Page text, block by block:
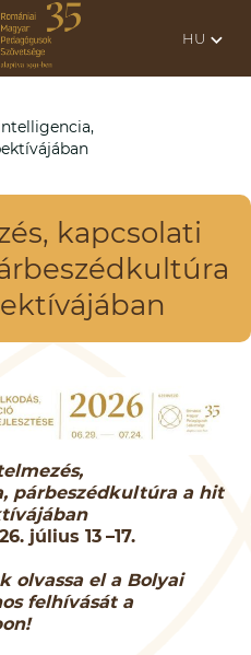
keyboard_arrow_down
kapcsolati
párbeszédkultúra a hit
július 13 –17.
olvassa el a Bolyai
felhívását a